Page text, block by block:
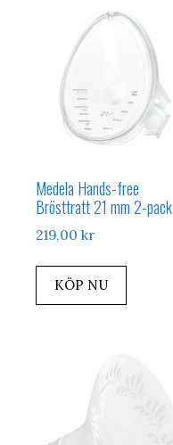
Medela Hands-free
Brösttratt 21 mm 2-pack
219,00 kr
KÖP NU